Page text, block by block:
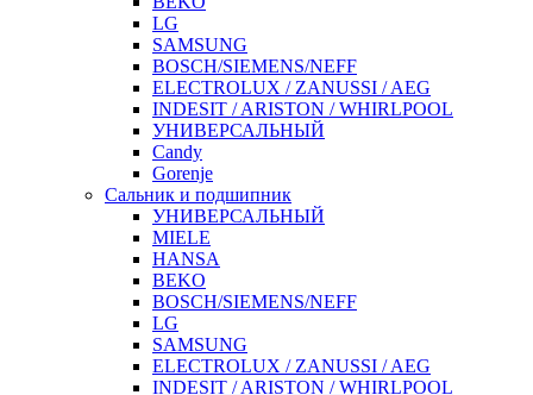
LG
SAMSUNG
BOSCH/SIEMENS/NEFF
ELECTROLUX / ZANUSSI / AEG
INDESIT / ARISTON / WHIRLPOOL
УНИВЕРСАЛЬНЫЙ
Candy
Gorenje
Сальник и подшипник
УНИВЕРСАЛЬНЫЙ
MIELE
HANSA
BEKO
BOSCH/SIEMENS/NEFF
LG
SAMSUNG
ELECTROLUX / ZANUSSI / AEG
INDESIT / ARISTON / WHIRLPOOL